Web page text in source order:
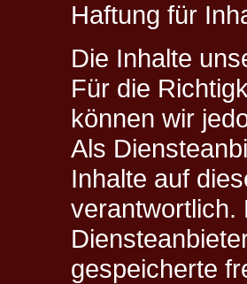
Haftung für
Die Inhalte
Für die
können wir
Als
Inhalte auf
verantwortlich.
gespeicherte